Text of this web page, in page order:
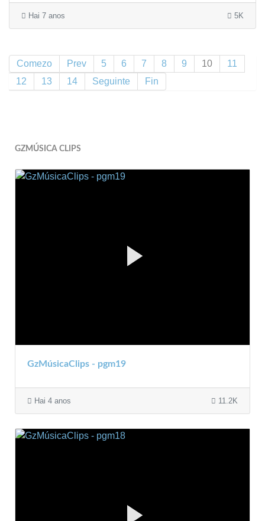
Hai 7 anos 5K
Comezo Prev 5 6 7 8 9 10
11
12
13 14 Seguinte Fin
GZMÚSICA CLIPS
GzMúsicaClips - pgm19
Hai 4 anos 11.2K